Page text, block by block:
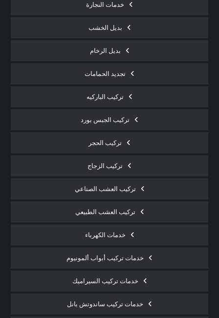
خدمات النجارة
بديل الخشب
بديل الرخام
تجديد الحمامات
تركيب الباركيه
تركيب الجبس بورد
تركيب الحجر
تركيب الزجاج
تركيب العشب الصناعي
تركيب العشب الطبيعي
خدمات الكهرباء
خدمات تركيب أبواب ألمونيوم
خدمات تركيب السيراميك
خدمات تركيب ساندوتش بانل